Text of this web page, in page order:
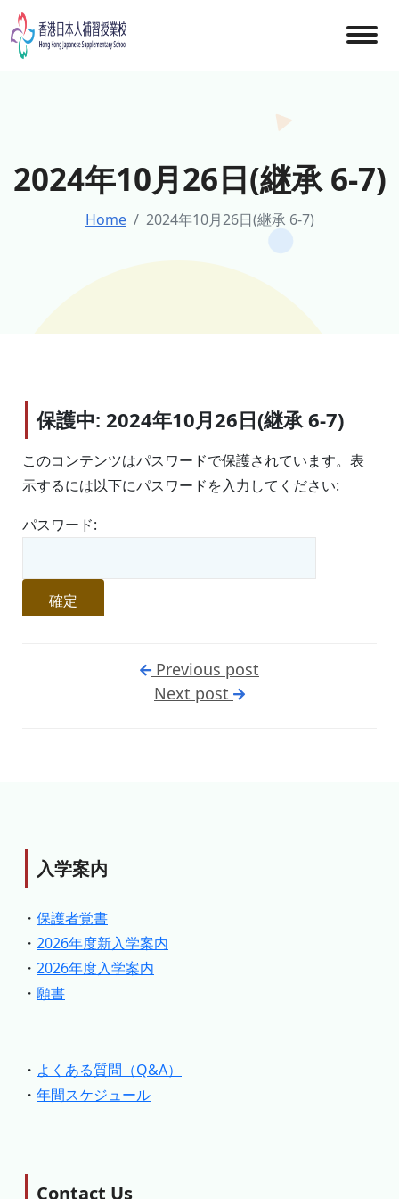
Skip
to
content
2024年10月26日(継承 6-7)
Home 2024年10月26日(継承 6-7)
保護中: 2024年10月26日(継承 6-7)
このコンテンツはパスワードで保護されています。表
示するには以下にパスワードを入力してください:
パスワード:
Previous post
Next post
入学案内
・ 保護者覚書
・ 2026年度新入学案内
・ 2026年度入学案内
・ 願書
・ よくある質問（Q&A）
・ 年間スケジュール
Contact Us